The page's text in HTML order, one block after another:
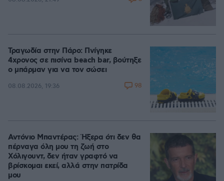
Τραγωδία στην Πάρο: Πνίγηκε
4χρονος σε πισίνα beach bar, βούτηξε
ο μπάρμαν για να τον σώσει
08.08.2026, 19:36 98
Αντόνιο Μπαντέρας: Ήξερα ότι δεν θα
πέρναγα όλη μου τη ζωή στο
Χόλιγουντ, δεν ήταν γραφτό να
βρίσκομαι εκεί, αλλά στην πατρίδα
μου